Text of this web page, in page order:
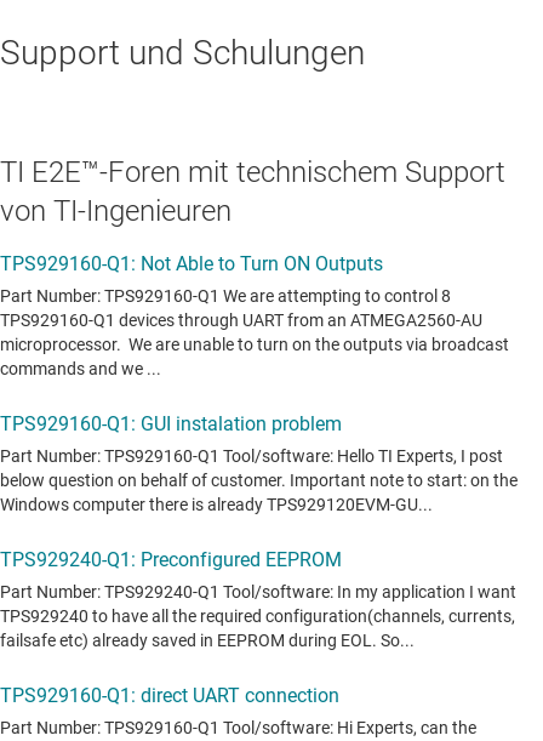
Support und Schulungen
TI E2E™-Foren mit technischem Support
von TI-Ingenieuren